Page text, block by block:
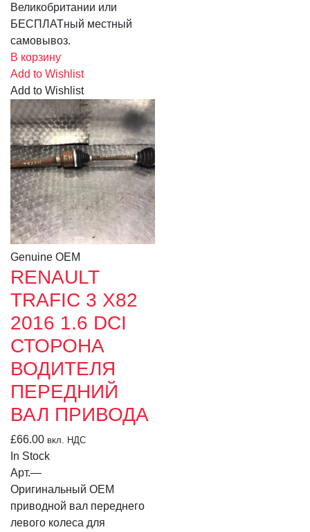
Великобритании или
БЕСПЛАТный местный
самовывоз.
В корзину
Add to Wishlist
Add to Wishlist
Genuine OEM
RENAULT
TRAFIC 3 X82
2016 1.6 DCI
СТОРОНА
ВОДИТЕЛЯ
ПЕРЕДНИЙ
ВАЛ ПРИВОДА
£66.00 вкл. НДС
In Stock
Арт.—
Оригинальный OEM
приводной вал переднего
левого колеса для